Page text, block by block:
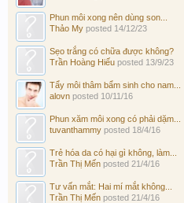
Phun môi xong nên dùng son...
Thảo My posted 14/12/23
Sẹo trắng có chữa được không?
Trần Hoàng Hiếu posted 13/9/23
Tẩy môi thâm bẩm sinh cho nam...
alovn posted 10/11/16
Phun xăm môi xong có phải dặm...
tuvanthammy posted 18/4/16
Trẻ hóa da có hại gì không, làm...
Trần Thị Mến posted 21/4/16
Tư vấn mắt: Hai mí mắt không...
Trần Thị Mến posted 21/4/16